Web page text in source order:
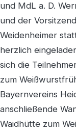
und MdL a. D.
und der
Weidenheimer
herzlich
sich die
zum
Bayernvereins
anschließende
Waidhütte zum